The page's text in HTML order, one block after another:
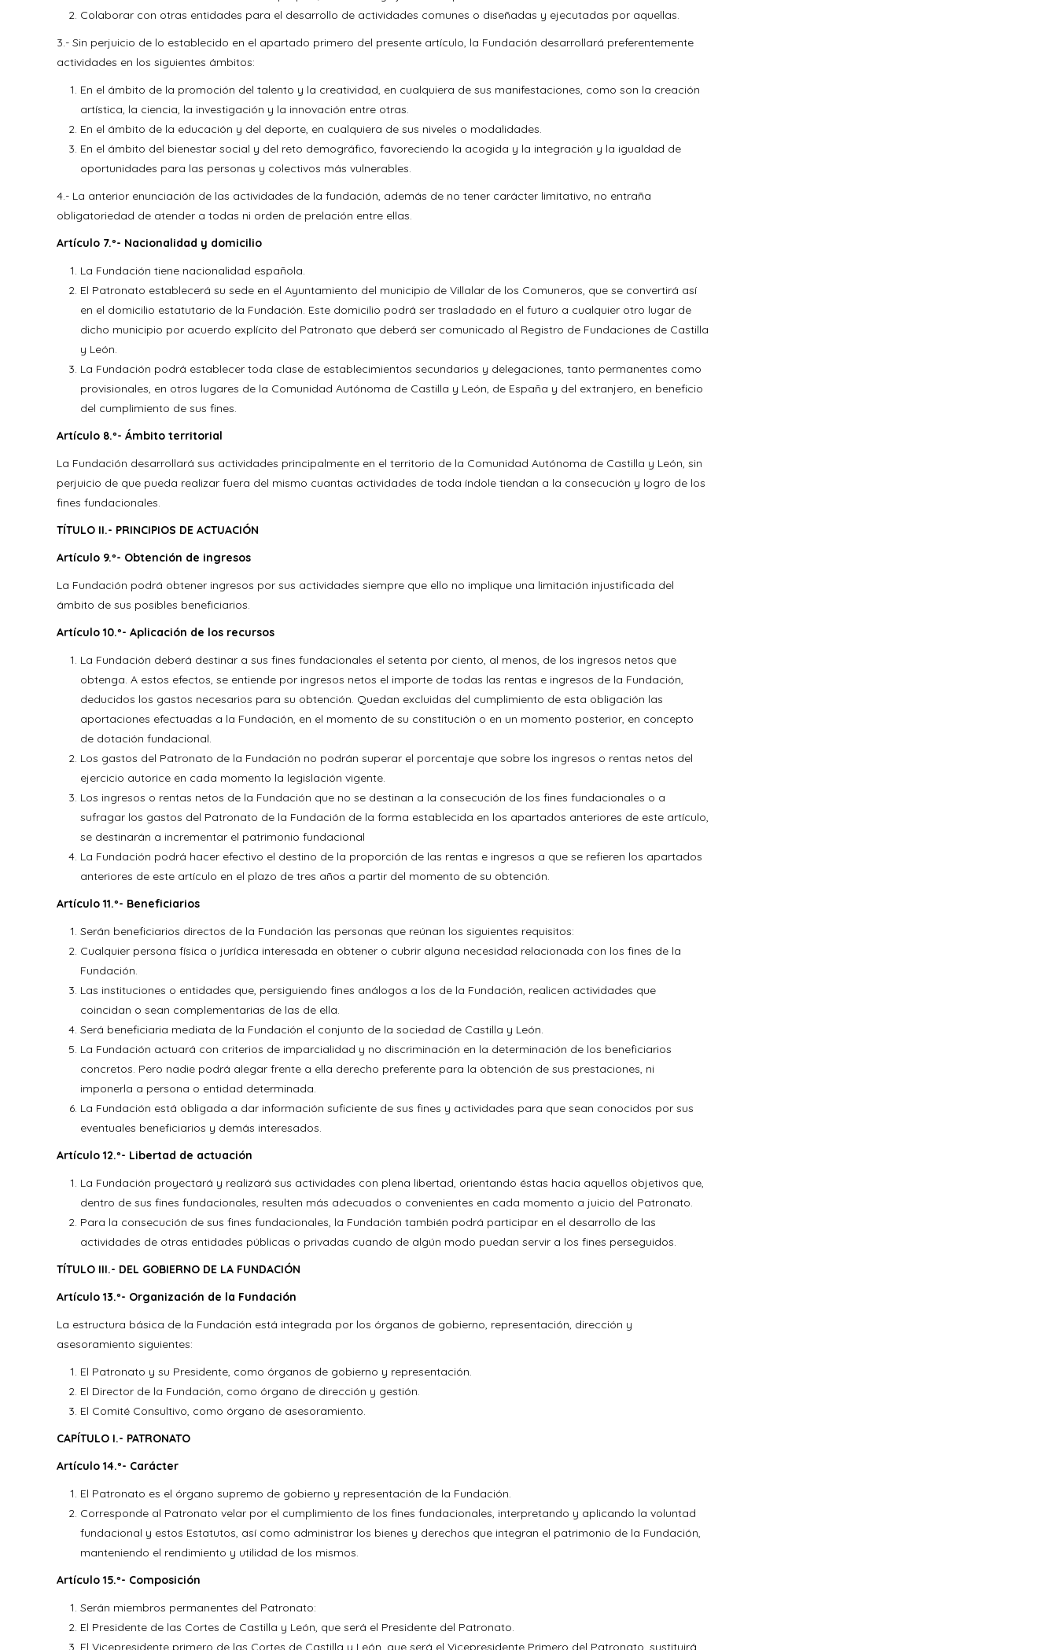
Colaborar con otras entidades para el desarrollo de actividades comunes o diseñadas y ejecutadas por aquellas.
3.- Sin perjuicio de lo establecido en el apartado primero del presente artículo, la Fundación desarrollará preferentemente
actividades en los siguientes ámbitos:
En el ámbito de la promoción del talento y la creatividad, en cualquiera de sus manifestaciones, como son la creación
artística, la ciencia, la investigación y la innovación entre otras.
En el ámbito de la educación y del deporte, en cualquiera de sus niveles o modalidades.
En el ámbito del bienestar social y del reto demográfico, favoreciendo la acogida y la integración y la igualdad de
oportunidades para las personas y colectivos más vulnerables.
4.- La anterior enunciación de las actividades de la fundación, además de no tener carácter limitativo, no entraña
obligatoriedad de atender a todas ni orden de prelación entre ellas.
Artículo 7.º- Nacionalidad y domicilio
La Fundación tiene nacionalidad española.
El Patronato establecerá su sede en el Ayuntamiento del municipio de Villalar de los Comuneros, que se convertirá así
en el domicilio estatutario de la Fundación. Este domicilio podrá ser trasladado en el futuro a cualquier otro lugar de
dicho municipio por acuerdo explícito del Patronato que deberá ser comunicado al Registro de Fundaciones de Castilla
y León.
La Fundación podrá establecer toda clase de establecimientos secundarios y delegaciones, tanto permanentes como
provisionales, en otros lugares de la Comunidad Autónoma de Castilla y León, de España y del extranjero, en beneficio
del cumplimiento de sus fines.
Artículo 8.º- Ámbito territorial
La Fundación desarrollará sus actividades principalmente en el territorio de la Comunidad Autónoma de Castilla y León, sin
perjuicio de que pueda realizar fuera del mismo cuantas actividades de toda índole tiendan a la consecución y logro de los
fines fundacionales.
TÍTULO II.- PRINCIPIOS DE ACTUACIÓN
Artículo 9.º- Obtención de ingresos
La Fundación podrá obtener ingresos por sus actividades siempre que ello no implique una limitación injustificada del
ámbito de sus posibles beneficiarios.
Artículo 10.º- Aplicación de los recursos
La Fundación deberá destinar a sus fines fundacionales el setenta por ciento, al menos, de los ingresos netos que
obtenga. A estos efectos, se entiende por ingresos netos el importe de todas las rentas e ingresos de la Fundación,
deducidos los gastos necesarios para su obtención. Quedan excluidas del cumplimiento de esta obligación las
aportaciones efectuadas a la Fundación, en el momento de su constitución o en un momento posterior, en concepto
de dotación fundacional.
Los gastos del Patronato de la Fundación no podrán superar el porcentaje que sobre los ingresos o rentas netos del
ejercicio autorice en cada momento la legislación vigente.
Los ingresos o rentas netos de la Fundación que no se destinan a la consecución de los fines fundacionales o a
sufragar los gastos del Patronato de la Fundación de la forma establecida en los apartados anteriores de este artículo,
se destinarán a incrementar el patrimonio fundacional
La Fundación podrá hacer efectivo el destino de la proporción de las rentas e ingresos a que se refieren los apartados
anteriores de este artículo en el plazo de tres años a partir del momento de su obtención.
Artículo 11.º- Beneficiarios
Serán beneficiarios directos de la Fundación las personas que reúnan los siguientes requisitos:
Cualquier persona física o jurídica interesada en obtener o cubrir alguna necesidad relacionada con los fines de la
Fundación.
Las instituciones o entidades que, persiguiendo fines análogos a los de la Fundación, realicen actividades que
coincidan o sean complementarias de las de ella.
Será beneficiaria mediata de la Fundación el conjunto de la sociedad de Castilla y León.
La Fundación actuará con criterios de imparcialidad y no discriminación en la determinación de los beneficiarios
concretos. Pero nadie podrá alegar frente a ella derecho preferente para la obtención de sus prestaciones, ni
imponerla a persona o entidad determinada.
La Fundación está obligada a dar información suficiente de sus fines y actividades para que sean conocidos por sus
eventuales beneficiarios y demás interesados.
Artículo 12.º- Libertad de actuación
La Fundación proyectará y realizará sus actividades con plena libertad, orientando éstas hacia aquellos objetivos que,
dentro de sus fines fundacionales, resulten más adecuados o convenientes en cada momento a juicio del Patronato.
Para la consecución de sus fines fundacionales, la Fundación también podrá participar en el desarrollo de las
actividades de otras entidades públicas o privadas cuando de algún modo puedan servir a los fines perseguidos.
TÍTULO III.- DEL GOBIERNO DE LA FUNDACIÓN
Artículo 13.º- Organización de la Fundación
La estructura básica de la Fundación está integrada por los órganos de gobierno, representación, dirección y
asesoramiento siguientes:
El Patronato y su Presidente, como órganos de gobierno y representación.
El Director de la Fundación, como órgano de dirección y gestión.
El Comité Consultivo, como órgano de asesoramiento.
CAPÍTULO I.- PATRONATO
Artículo 14.º- Carácter
El Patronato es el órgano supremo de gobierno y representación de la Fundación.
Corresponde al Patronato velar por el cumplimiento de los fines fundacionales, interpretando y aplicando la voluntad
fundacional y estos Estatutos, así como administrar los bienes y derechos que integran el patrimonio de la Fundación,
manteniendo el rendimiento y utilidad de los mismos.
Artículo 15.º- Composición
Serán miembros permanentes del Patronato:
El Presidente de las Cortes de Castilla y León, que será el Presidente del Patronato.
El Vicepresidente primero de las Cortes de Castilla y León, que será el Vicepresidente Primero del Patronato, sustituirá